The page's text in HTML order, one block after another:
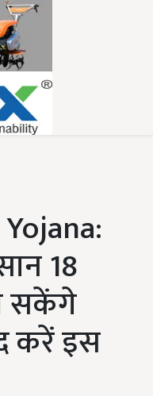
18
सकेंगे
करें इस